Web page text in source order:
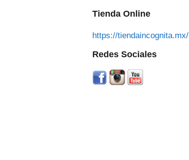
Tienda Online
https://tiendaincognita.mx/
Redes Sociales